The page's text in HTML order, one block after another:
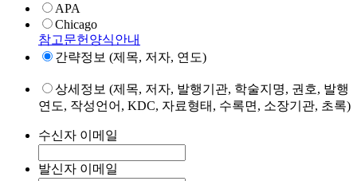
APA
Chicago
참고문헌양식안내
간략정보 (제목, 저자, 연도)
상세정보 (제목, 저자, 발행기관, 학술지명, 권호, 발행
연도, 작성언어, KDC, 자료형태, 수록면, 소장기관, 초록)
수신자 이메일
발신자 이메일